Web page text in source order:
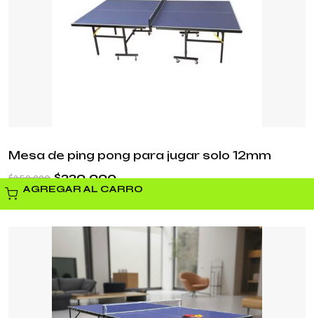
AGREGAR AL CARRO
Mesa de ping pong para jugar solo 12mm
$259.990 $229.990